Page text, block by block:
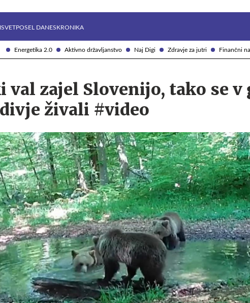
Energetika 2.0 Aktivno državljanstvo Naj Digi Zdravje za jutri Finančni
POSEL DANESKRONIKA
val zajel Slovenijo, tako se v
živali #video